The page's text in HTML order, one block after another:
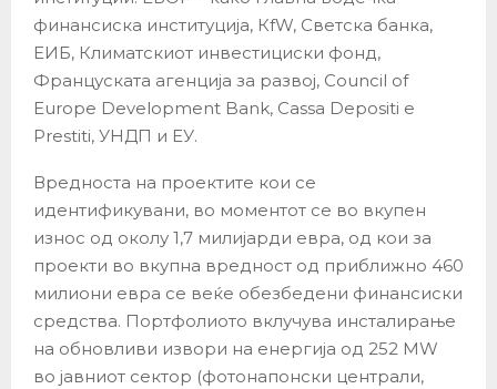
финансиска институција, КfW, Светска банка,
ЕИБ, Климатскиот инвестициски фонд,
Француската агенција за развој, Council of
Europe Development Bank, Cassa Depositi e
Prestiti, УНДП и ЕУ.
Вредноста на проектите кои се
идентификувани, во моментот се во вкупен
износ од околу 1,7 милијарди евра, од кои за
проекти во вкупна вредност од приближно 460
милиони евра се веќе обезбедени финансиски
средства. Портфолиото вклучува инсталирање
на обновливи извори на енергија од 252 MW
во јавниот сектор (фотонапонски централи,